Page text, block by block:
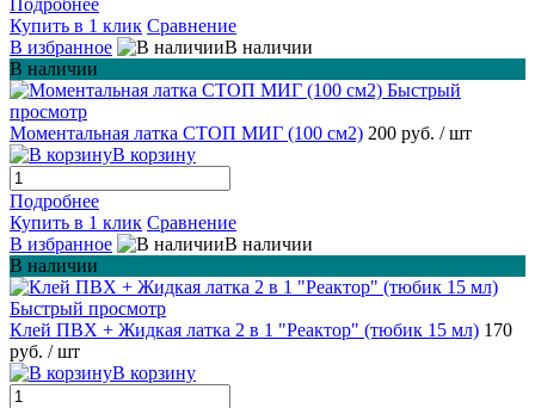
Подробнее
Купить в 1 клик Сравнение
В избранное
В наличии
В наличии
Быстрый
просмотр
Моментальная латка СТОП МИГ (100 см2) 200 руб. / шт
В корзину
Подробнее
Купить в 1 клик Сравнение
В избранное
В наличии
В наличии
Быстрый просмотр
Клей ПВХ + Жидкая латка 2 в 1 "Реактор" (тюбик 15 мл) 170
руб. / шт
В корзину